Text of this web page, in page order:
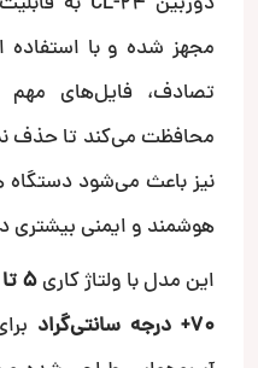
مجهز شده و با استفاده
تصادف، فایل‌های
محافظت می‌کند تا حذف
نیز باعث می‌شود دستگاه
هوشمند و ایمنی بیشتری
این مدل با ولتاژ کاری5 تا 12 ولت
70+ درجه سانتی‌گراد